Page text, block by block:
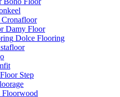
Cronafloor
Damy Floor
Dolce Flooring
Floor Step
Floorwood